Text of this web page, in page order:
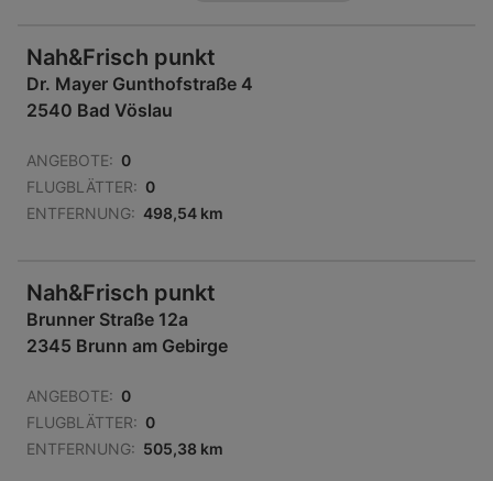
Nah&Frisch punkt
Dr. Mayer Gunthofstraße 4
2540 Bad Vöslau
ANGEBOTE: 0
FLUGBLÄTTER: 0
ENTFERNUNG: 498,54 km
Nah&Frisch punkt
Brunner Straße 12a
2345 Brunn am Gebirge
ANGEBOTE: 0
FLUGBLÄTTER: 0
ENTFERNUNG: 505,38 km